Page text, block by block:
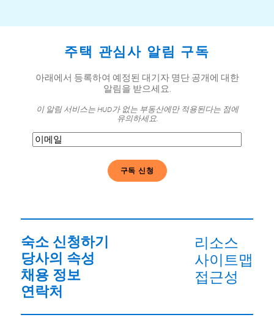
주택 관심사 알림 구독
아래에서 등록하여 예정된 대기자 명단 공개에 대한
알림을 받으세요.
이 알림 서비스는 HUD가 없는 부동산에만 적용된다는 점에
유의하세요.
이
메
숙소 신청하기
당사의 속성
채용 정보
연락처
리소스
사이트맵
접근성